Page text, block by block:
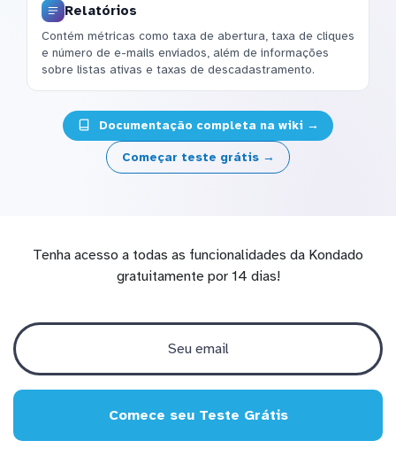
Relatórios
Contém métricas como taxa de abertura, taxa de cliques
e número de e-mails enviados, além de informações
sobre listas ativas e taxas de descadastramento.
Documentação completa na wiki →
Começar teste grátis →
Tenha acesso a todas as funcionalidades da Kondado
gratuitamente por 14 dias!
Comece seu Teste Grátis